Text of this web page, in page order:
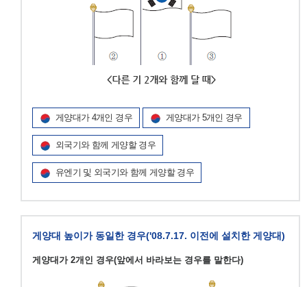
게양대가 4개인 경우 게양대가 5개인 경우
외국기와 함께 게양할 경우
유엔기 및 외국기와 함께 게양할 경우
게양대 높이가 동일한 경우('08.7.17. 이전에 설치한 게양대)
게양대가 2개인 경우(앞에서 바라보는 경우를 말한다)